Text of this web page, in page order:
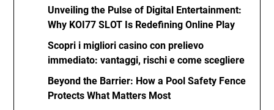
Unveiling the Pulse of Digital Entertainment:
Why KOI77 SLOT Is Redefining Online Play
Scopri i migliori casino con prelievo
immediato: vantaggi, rischi e come scegliere
Beyond the Barrier: How a Pool Safety Fence
Protects What Matters Most